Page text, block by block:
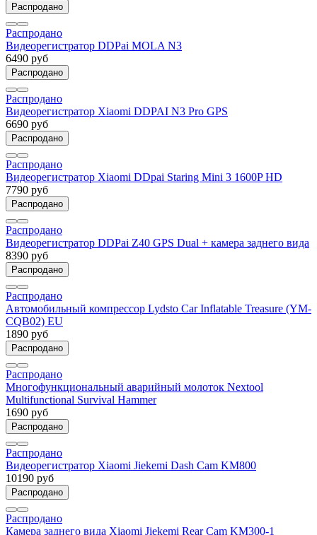
Распродано
Распродано
Видеорегистратор DDPai MOLA N3
6490 руб
Распродано
Распродано
Видеорегистратор Xiaomi DDPAI N3 Pro GPS
6690 руб
Распродано
Распродано
Видеорегистратор Xiaomi DDpai Staring Mini 3 1600P HD
7790 руб
Распродано
Распродано
Видеорегистратор DDPai Z40 GPS Dual + камера заднего вида
8390 руб
Распродано
Распродано
Автомобильный компрессор Lydsto Car Inflatable Treasure (YM-
CQB02) EU
1890 руб
Распродано
Распродано
Многофункциональный аварийный молоток Nextool
Multifunctional Survival Hammer
1690 руб
Распродано
Распродано
Видеорегистратор Xiaomi Jiekemi Dash Cam KM800
10190 руб
Распродано
Распродано
Камера заднего вида Xiaomi Jiekemi Rear Cam KM300-1